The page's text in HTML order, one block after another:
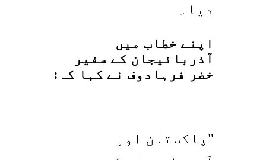
دیا۔
اپنے خطاب میں
آذربائیجان کے سفیر
خضر فرہادوف نے کہا کہ:
"پاکستان اور